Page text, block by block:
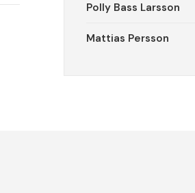
Polly Bass Larsson
Mattias Persson